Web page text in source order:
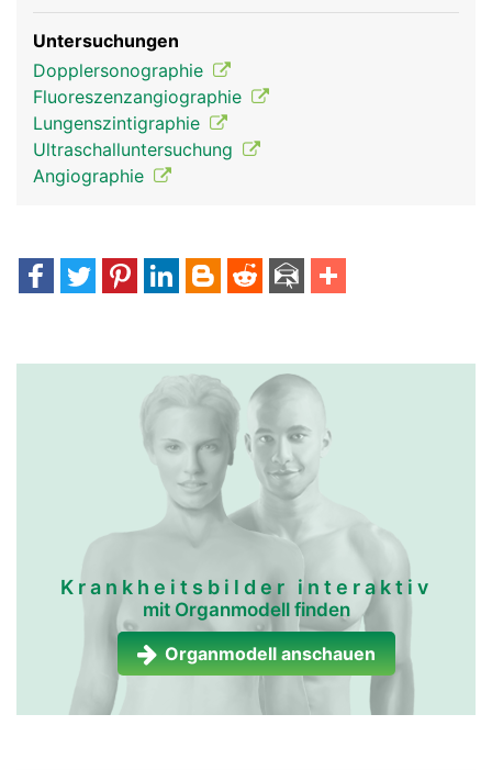
hohlvenen frau
Untersuchungen
Dopplersonographie
Fluoreszenzangiographie
Lungenszintigraphie
Ultraschalluntersuchung
Angiographie
Krankheitsbilder interaktiv
mit Organmodell finden
Organmodell anschauen